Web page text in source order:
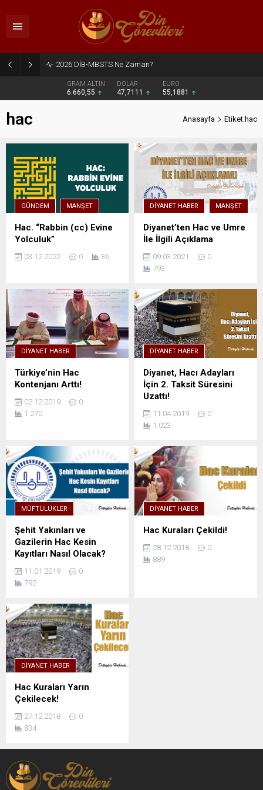
2026 DİB-MBSTS Ne Zaman?
GRAM ALTIN
6.660,55
DOLAR
47,7111
EURO
55,1881
hac Anasayfa Etiket:hac
GÜNDEM MANŞET
Hac. “Rabbin (cc) Evine
Yolculuk”
03.12.2022 0 36
DIYANET HABER MANŞET
Diyanet’ten Hac ve Umre
İle İlgili Açıklama
09.03.2021
0
793
DIYANET HABER
Türkiye’nin Hac
Kontenjanı Arttı!
02.12.2019
0
1.270
DIYANET HABER
Diyanet, Hacı Adayları
İçin 2. Taksit Süresini
Uzattı!
11.04.2019
0
1.023
MÜFTÜLÜKLER
Şehit Yakınları ve
Gazilerin Hac Kesin
Kayıtları Nasıl Olacak?
11.01.2019
0
792
DIYANET HABER
Hac Kuraları Çekildi!
28.12.2018
0
889
DIYANET HABER
Hac Kuraları Yarın
Çekilecek!
27.12.2018
0
834